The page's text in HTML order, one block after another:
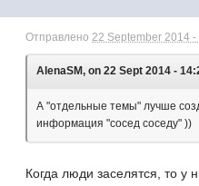
Отправлено22 September 2014 -
AlenaSM, on 22 Sept 2014 -
А "отдельные темы" лучше
информация "сосед соседу" ))
Когда люди заселятся, то